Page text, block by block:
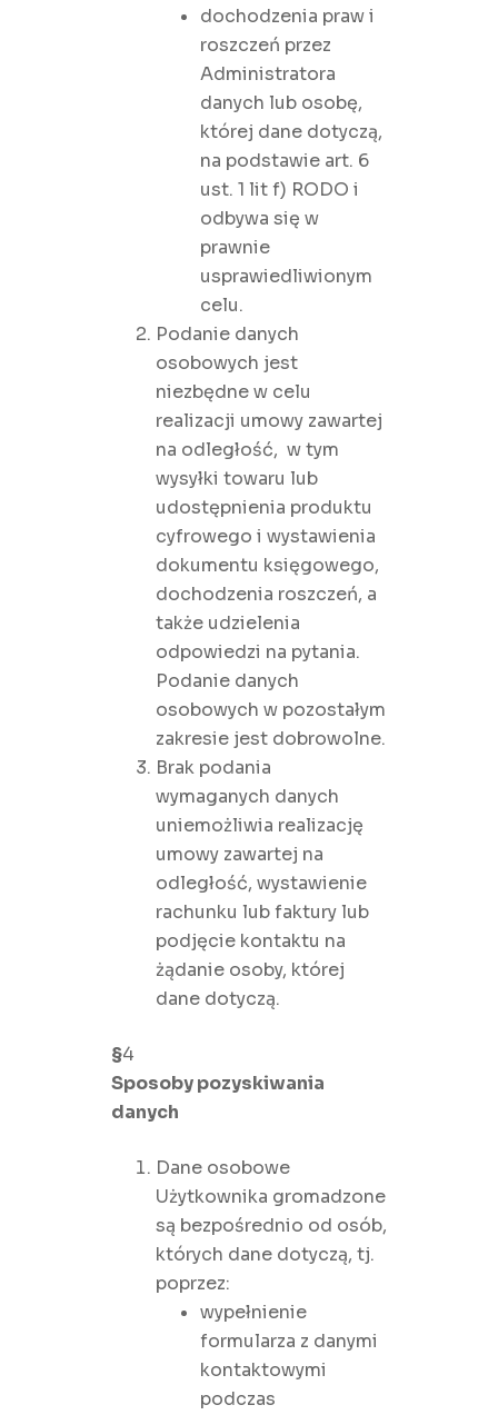
dochodzenia praw i
roszczeń przez
Administratora
danych lub osobę,
której dane dotyczą,
na podstawie art. 6
ust. 1 lit f) RODO i
odbywa się w
prawnie
usprawiedliwionym
celu.
Podanie danych
osobowych jest
niezbędne w celu
realizacji umowy zawartej
na odległość, w tym
wysyłki towaru lub
udostępnienia produktu
cyfrowego i wystawienia
dokumentu księgowego,
dochodzenia roszczeń, a
także udzielenia
odpowiedzi na pytania.
Podanie danych
osobowych w pozostałym
zakresie jest dobrowolne.
Brak podania
wymaganych danych
uniemożliwia realizację
umowy zawartej na
odległość, wystawienie
rachunku lub faktury lub
podjęcie kontaktu na
żądanie osoby, której
dane dotyczą.
§4
Sposoby pozyskiwania
danych
Dane osobowe
Użytkownika gromadzone
są bezpośrednio od osób,
których dane dotyczą, tj.
poprzez:
wypełnienie
formularza z danymi
kontaktowymi
podczas